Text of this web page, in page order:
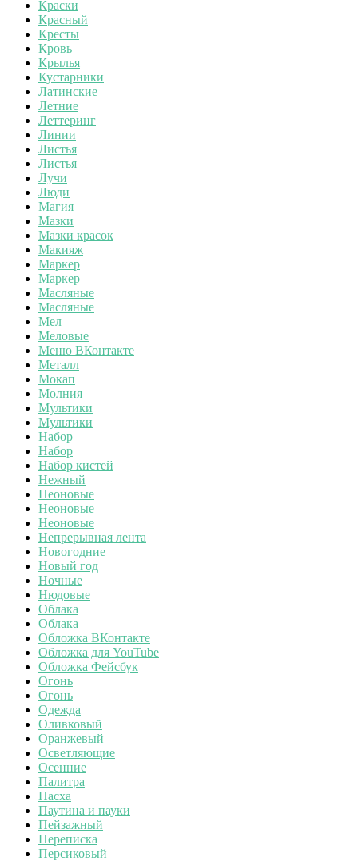
Краски
Красный
Кресты
Кровь
Крылья
Кустарники
Латинские
Летние
Леттеринг
Линии
Листья
Листья
Лучи
Люди
Магия
Мазки
Мазки красок
Макияж
Маркер
Маркер
Масляные
Масляные
Мел
Меловые
Меню ВКонтакте
Металл
Мокап
Молния
Мультики
Мультики
Набор
Набор
Набор кистей
Нежный
Неоновые
Неоновые
Неоновые
Непрерывная лента
Новогодние
Новый год
Ночные
Нюдовые
Облака
Облака
Обложка ВКонтакте
Обложка для YouTube
Обложка Фейсбук
Огонь
Огонь
Одежда
Оливковый
Оранжевый
Осветляющие
Осенние
Палитра
Пасха
Паутина и пауки
Пейзажный
Переписка
Персиковый